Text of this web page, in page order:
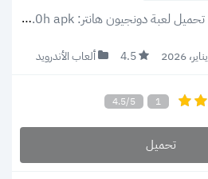
تحميل لعبة دونجيون هانتر: Dungeon Hunter 5 Action RPG v6.3.0h apk للاندرويد اروع لعبة قتل وذبح 2022
4.5 ألعاب الأندرويد
4.5/5 1
تحميل